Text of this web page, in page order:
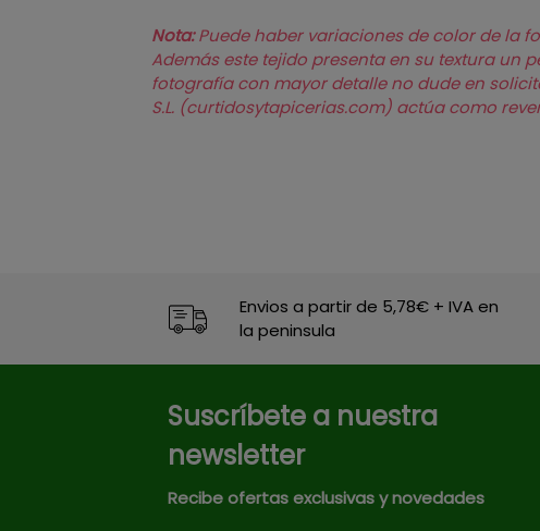
Nota:Puede haber variaciones de color de la
Además este tejido presenta en su textura un
fotografía con mayor detalle no dude en
S.L. (curtidosytapicerias.com) actúa como
Envios a partir de 5,78€ + IVA en
la peninsula
Suscríbete a nuestra
newsletter
Recibe ofertas exclusivas y novedades